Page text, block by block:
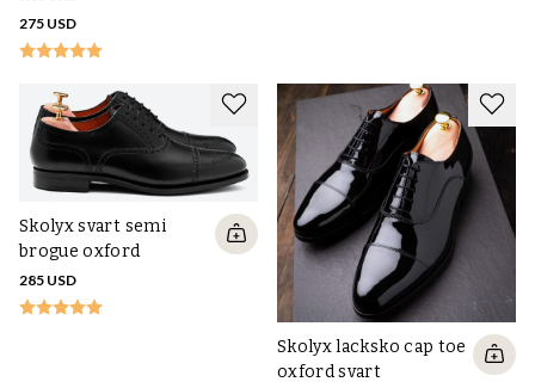
275 USD
Skolyx svart semi
brogue oxford
285 USD
Skolyx lacksko cap toe
oxford svart